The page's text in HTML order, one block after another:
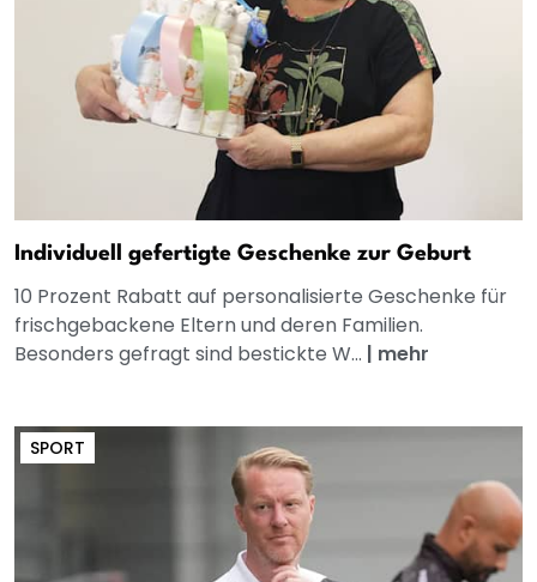
Individuell gefertigte Geschenke zur Geburt
10 Prozent Rabatt auf personalisierte Geschenke für
frischgebackene Eltern und deren Familien.
Besonders gefragt sind bestickte W... | mehr
SPORT